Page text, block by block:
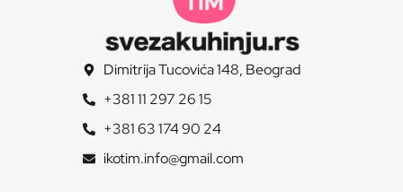
Dimitrija Tucovića 148, Beograd
+381 11 297 26 15
+381 63 174 90 24
ikotim.info@gmail.com